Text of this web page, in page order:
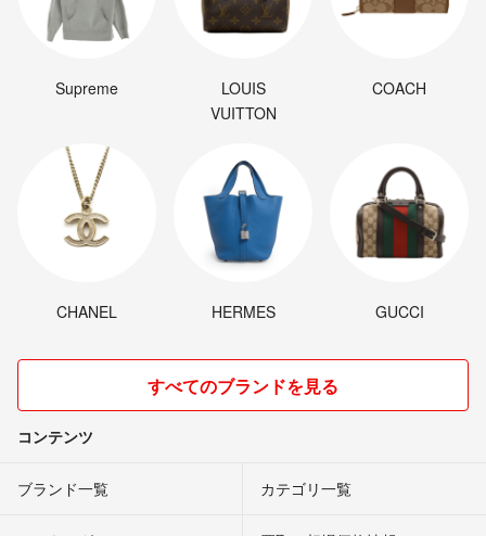
Supreme
LOUIS
VUITTON
COACH
CHANEL HERMES GUCCI
すべてのブランドを見る
コンテンツ
ブランド一覧 カテゴリ一覧